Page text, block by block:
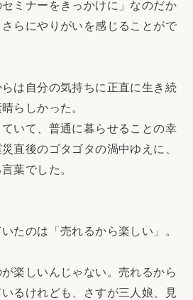
ミナーをきっかけに」なのだか
らにやりがいを感じることがで
は自分の気持ちに正直に生き続
らしかった。
いて、普通に暮らせることの幸
直後のゴタゴタの渦中ゆえに、
葉でした。
たのは「売れるから楽しい」。
楽しいんじゃない。売れるから
るけれども、さすが三人娘、見